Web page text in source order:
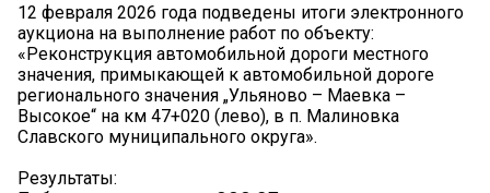
12 февраля 2026 года подведены итоги электронного
аукциона на выполнение работ по объекту:
«Реконструкция автомобильной дороги местного
значения, примыкающей к автомобильной дороге
регионального значения „Ульяново – Маевка –
Высокое“ на км 47+020 (лево), в п. Малиновка
Славского муниципального округа».
Результаты: